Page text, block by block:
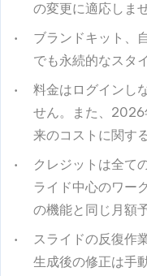
の変更に適応しませ
ブランドキット、
でも永続的なスタ
料金はログインし
せん。また、
来のコストに関す
クレジットは全て
ライド中心のワー
の機能と同じ月額
スライドの反復作
生成後の修正は手